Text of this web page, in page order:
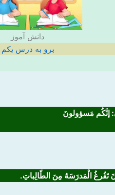
دانش آموز
برو به درس یکم
إنَّکُم مَسؤولونَ
تَفُرغُ الْمَدرَسَهُ مِنَ الطّالِباتِ.